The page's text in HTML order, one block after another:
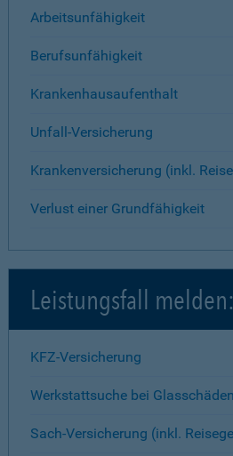
Arbeitsunfähigkeit
Berufsunfähigkeit
Krankenhausaufenthalt
Unfall-Versicherung
Krankenversicherung (inkl.
Verlust einer Grundfähigkeit
Leistungsfall
KFZ-Versicherung
Werkstattsuche bei Glasschäden
Sach-Versicherung (inkl.